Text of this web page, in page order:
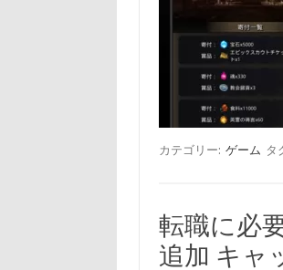
カテゴリー: ゲーム タ
転職に必
追加 キャ